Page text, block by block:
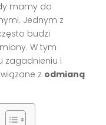
mamy do
Jednym z
budzi
W tym
zagadnieniu i
z odmianą